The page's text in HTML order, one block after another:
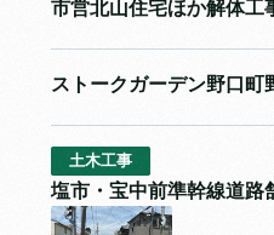
市営北山住宅ほか解体工
ストークガーデン野口町
土木工事
塩市・宝中前準幹線道路